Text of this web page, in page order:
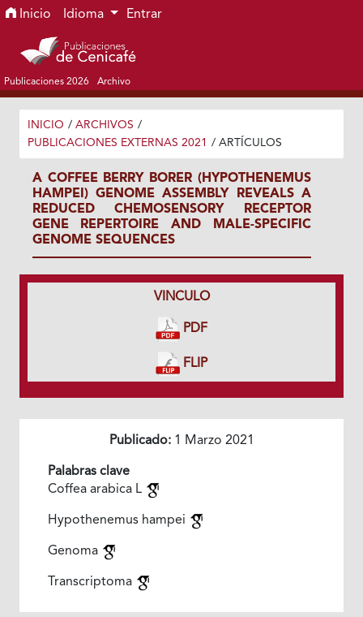
Ir al menú de navegación principal
Ir al contenido principal
Ir al pie de página del sitio
Inicio Idioma Entrar
Publicaciones 2026 Archivo
INICIO / ARCHIVOS /
PUBLICACIONES EXTERNAS 2021
/ ARTÍCULOS
A COFFEE BERRY BORER (HYPOTHENEMUS
HAMPEI) GENOME ASSEMBLY REVEALS A
REDUCED CHEMOSENSORY RECEPTOR
GENE REPERTOIRE AND MALE-SPECIFIC
GENOME SEQUENCES
VINCULO
PDF
FLIP
Publicado:1 Marzo 2021
Palabras clave
Coffea arabica L
Hypothenemus hampei
Genoma
Transcriptoma